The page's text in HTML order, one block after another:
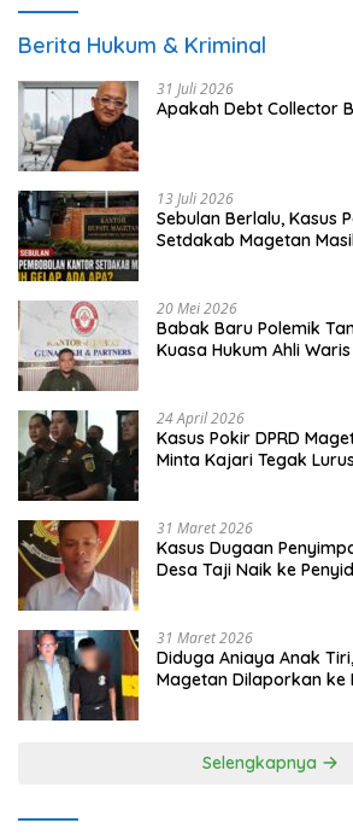
Berita Hukum & Kriminal
31 Juli 2026
Apakah Debt Collector
13 Juli 2026
Sebulan Berlalu, Kasus
Setdakab Magetan
20 Mei 2026
Babak Baru Polemik
Kuasa Hukum Ahli
24 April 2026
Kasus Pokir DPRD
Minta Kajari Tegak
31 Maret 2026
Kasus Dugaan
Desa Taji Naik ke
31 Maret 2026
Diduga Aniaya Anak
Magetan Dilaporkan ke
Selengkapnya